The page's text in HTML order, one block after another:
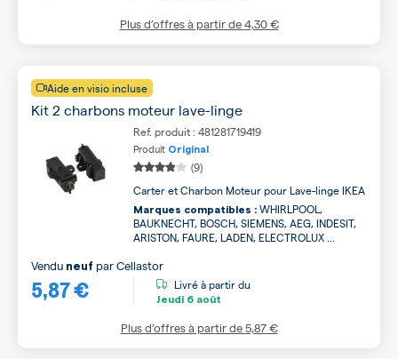
Plus d’offres à partir de4,30 €
Aide en visio incluse
Kit 2 charbons moteur lave-linge
Ref. produit : 481281719419
Produit Original
(9)
Carter et Charbon Moteur pour Lave-linge IKEA
Marques compatibles : WHIRLPOOL,
BAUKNECHT, BOSCH, SIEMENS, AEG, INDESIT,
ARISTON, FAURE, LADEN, ELECTROLUX ...
5,87 €
Vendu neuf parCellastor
Livré à partir du
Jeudi 6 août
Plus d’offres à partir de5,87 €